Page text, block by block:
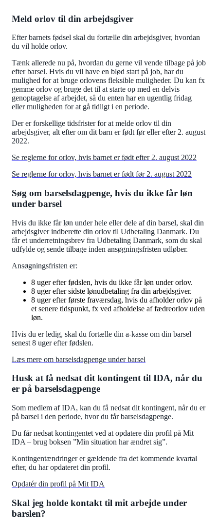
Meld orlov til din arbejdsgiver
Efter barnets fødsel skal du fortælle din arbejdsgiver, hvordan
du vil holde orlov.
Tænk allerede nu på, hvordan du gerne vil vende tilbage på job
efter barsel. Hvis du vil have en blød start på job, har du
mulighed for at bruge orlovens fleksible muligheder. Du kan fx
gemme orlov og bruge det til at starte op med en delvis
genoptagelse af arbejdet, så du enten har en ugentlig fridag
eller muligheden for at gå tidligt i en periode.
Der er forskellige tidsfrister for at melde orlov til din
arbejdsgiver, alt efter om dit barn er født før eller efter 2. august
2022.
Se reglerne for orlov, hvis barnet er født efter 2. august 2022
Se reglerne for orlov, hvis barnet er født før 2. august 2022
Søg om barselsdagpenge, hvis du ikke får løn
under barsel
Hvis du ikke får løn under hele eller dele af din barsel, skal din
arbejdsgiver indberette din orlov til Udbetaling Danmark. Du
får et underretningsbrev fra Udbetaling Danmark, som du skal
udfylde og sende tilbage inden ansøgningsfristen udløber.
Ansøgningsfristen er:
8 uger efter fødslen, hvis du ikke får løn under orlov.
8 uger efter sidste lønudbetaling fra din arbejdsgiver.
8 uger efter første fraværsdag, hvis du afholder orlov på
et senere tidspunkt, fx ved afholdelse af fædreorlov uden
løn.
Hvis du er ledig, skal du fortælle din a-kasse om din barsel
senest 8 uger efter fødslen.
Læs mere om barselsdagpenge under barsel
Husk at få nedsat dit kontingent til IDA, når du
er på barselsdagpenge
Som medlem af IDA, kan du få nedsat dit kontingent, når du er
på barsel i den periode, hvor du får barselsdagpenge.
Du får nedsat kontingentet ved at opdatere din profil på Mit
IDA – brug boksen ”Min situation har ændret sig”.
Kontingentændringer er gældende fra det kommende kvartal
efter, du har opdateret din profil.
Opdatér din profil på Mit IDA
Skal jeg holde kontakt til mit arbejde under
barslen?